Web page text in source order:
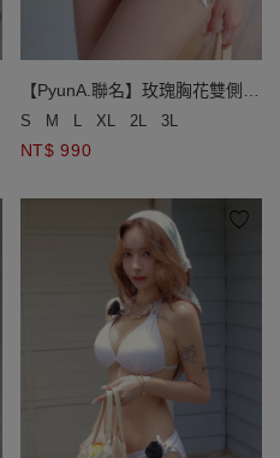
【PyunA.聯名】玫瑰胸花雙側綁
帶低腰泳褲
S M L XL 2L 3L
NT$ 990